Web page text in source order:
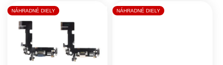
NÁHRADNÉ DIELY NÁHRADNÉ DIELY